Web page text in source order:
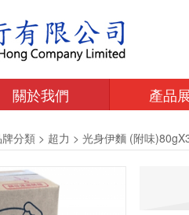
關於我們 產品
分類 > 超力 > 光身伊麵 (附味